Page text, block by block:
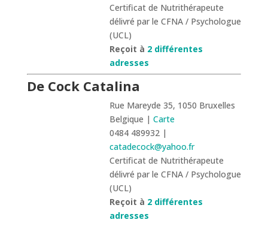
Certificat de Nutrithérapeute
délivré par le CFNA / Psychologue
(UCL)
Reçoit à 2 différentes
adresses
De Cock Catalina
Rue Mareyde 35, 1050 Bruxelles
Belgique | Carte
0484 489932 |
catadecock@yahoo.fr
Certificat de Nutrithérapeute
délivré par le CFNA / Psychologue
(UCL)
Reçoit à 2 différentes
adresses